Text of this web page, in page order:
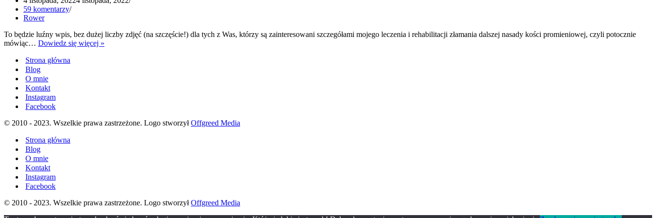
59 komentarzy
Rower
To będzie luźny wpis, bez dużej liczby zdjęć (na szczęście!) dla tych z Was, którzy są zainteresowani szczegółami mojego leczenia i rehabilitacji złamania dalszej nasady kości promieniowej, czyli potocznie
mówiąc… Dowiedz się więcej »
Strona główna
Blog
O mnie
Kontakt
Instagram
Facebook
© 2010 - 2023. Wszelkie prawa zastrzeżone. Logo stworzyłOffgreed Media
Strona główna
Blog
O mnie
Kontakt
Instagram
Facebook
© 2010 - 2023. Wszelkie prawa zastrzeżone. Logo stworzyłOffgreed Media